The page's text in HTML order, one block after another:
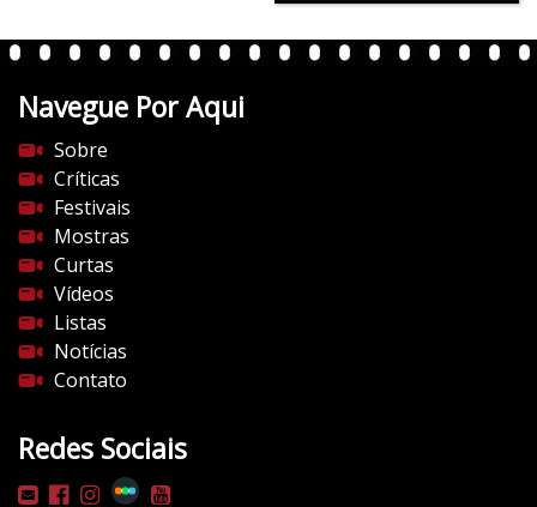
Navegue Por Aqui
Sobre
Críticas
Festivais
Mostras
Curtas
Vídeos
Listas
Notícias
Contato
Redes Sociais